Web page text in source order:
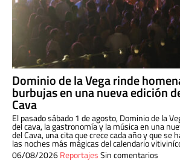
Dominio de la Vega rinde
burbujas en una nueva edición
Cava
El pasado sábado 1 de agosto, Dominio de la
del cava, la gastronomía y la música en una
del Cava, una cita que crece cada año y que se
las noches más mágicas del calendario
06/08/2026ReportajesSin comentarios